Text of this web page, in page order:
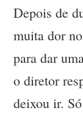
Depois de
muita dor
para dar
o diretor
deixou ir.